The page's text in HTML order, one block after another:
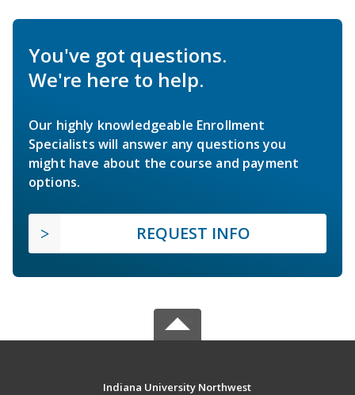
You've got questions.
We're here to help.
Our highly knowledgeable Enrollment
Specialists will answer any questions you
might have about the course and payment
options.
REQUEST INFO
Indiana University Northwest